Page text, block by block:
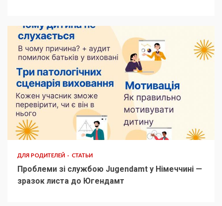
ДЛЯ РОДИТЕЛЕЙ СТАТЬИ
Проблеми зі службою Jugendamt у Німеччині —
зразок листа до Югендамт